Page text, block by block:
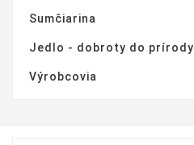
Sumčiarina
Jedlo - dobroty do prírody
Výrobcovia